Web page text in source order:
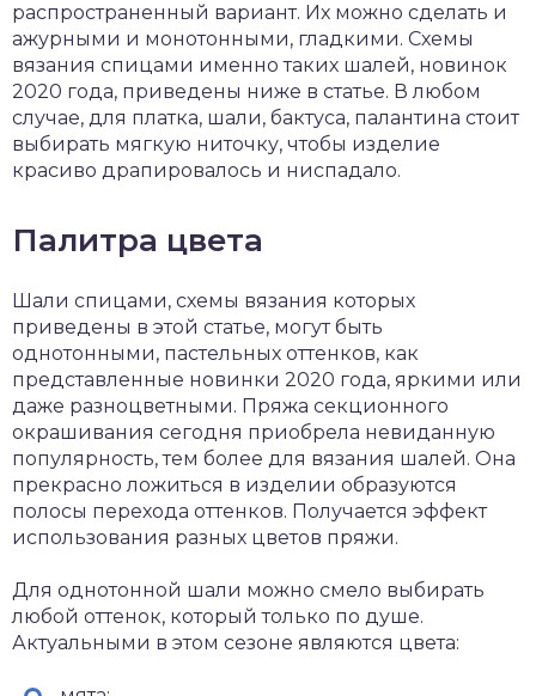
распространенный вариант. Их можно сделать и
ажурными и монотонными, гладкими. Схемы
вязания спицами именно таких шалей, новинок
2020 года, приведены ниже в статье. В любом
случае, для платка, шали, бактуса, палантина стоит
выбирать мягкую ниточку, чтобы изделие
красиво драпировалось и ниспадало.
Палитра цвета
Шали спицами, схемы вязания которых
приведены в этой статье, могут быть
однотонными, пастельных оттенков, как
представленные новинки 2020 года, яркими или
даже разноцветными. Пряжа секционного
окрашивания сегодня приобрела невиданную
популярность, тем более для вязания шалей. Она
прекрасно ложиться в изделии образуются
полосы перехода оттенков. Получается эффект
использования разных цветов пряжи.
Для однотонной шали можно смело выбирать
любой оттенок, который только по душе.
Актуальными в этом сезоне являются цвета: